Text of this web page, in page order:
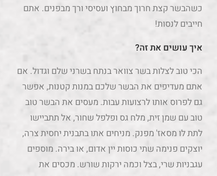
כשהבשר קצת חרוך מבחוץ ועסיסי ורך מבפנים. אתם
חייבים לנסות!
איך עושים את זה?
הכי טוב לצלות בשר צוואר בנתח בשרני שלם וגדול. אם
אתם מעדיפים את הבשר שלכם במנות קטנות, אפשר
גם לפרוס אותו לרצועות עבות. מעסים את הבשר טוב
טוב עם שמן זית, מלח גס ופלפל שחור, אל תתביישו
לתת לו מסאז' מפנק. מניחים אתו בתבנית יחסית צרה,
יוצקים פנימה שתי כוסות יין אדום, או בירה. מוספים
עגבניות שרי, בצל וכמה ירקות שורש. מכסים את